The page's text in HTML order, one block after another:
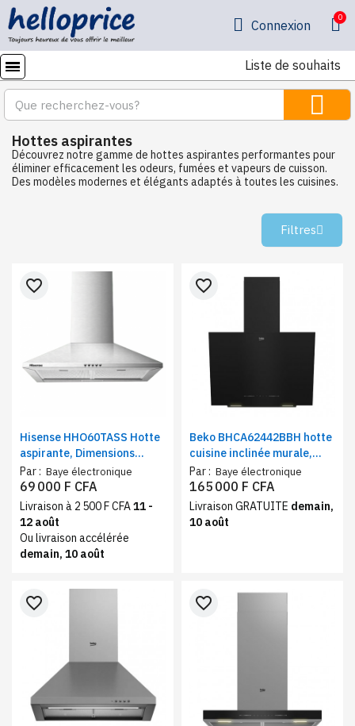
Connexion
Liste de souhaits
Hottes aspirantes
Découvrez notre gamme de hottes aspirantes performantes pour
éliminer efficacement les odeurs, fumées et vapeurs de cuisson.
Des modèles modernes et élégants adaptés à toutes les cuisines.
Filtres
Hisense HHO60TASS Hotte
aspirante, Dimensions
60x60 cm | 2 filtres en
maille d'aluminium | Classe
énergétique A+, Inox
Par : Baye électronique
favorite_border
69 000 F CFA
Livraison à 2 500 F CFA11 -
12 août
Ou livraison accélérée
demain, 10 août
Beko BHCA62442BBH hotte
cuisine inclinée murale,
éclairage LED – Hotte
aspirante décorative noir
408 m³/h classe
énergétique C
Par : Baye électronique
favorite_border
165 000 F CFA
Livraison GRATUITE demain,
10 août
favorite_border favorite_border